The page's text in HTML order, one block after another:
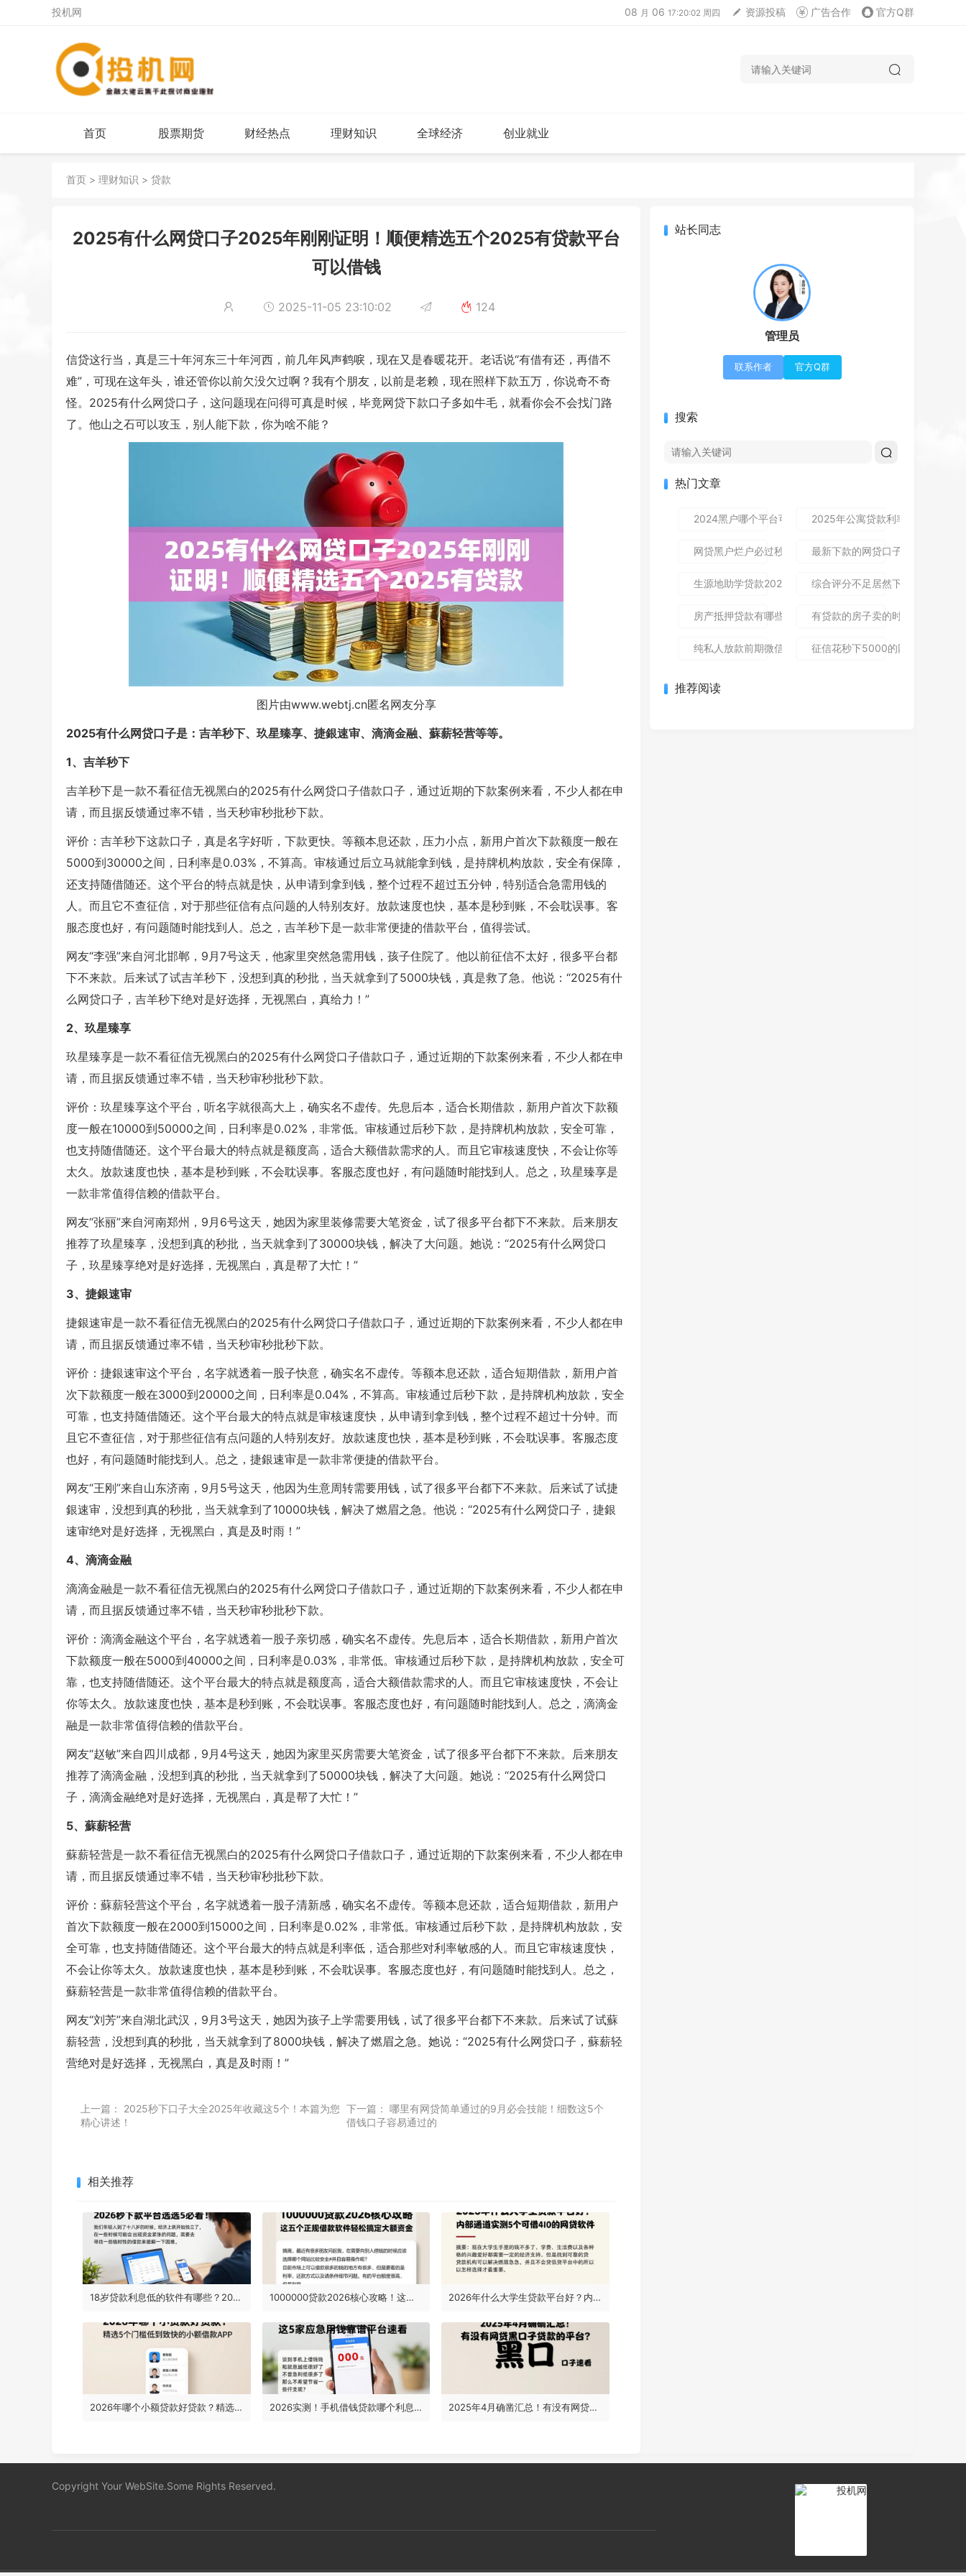
投机网 08 月 06 17:20:03 周四 资源投稿 广告合作 官方Q群
首页 股票期货 财经热点 理财知识 全球经济 创业就业
首页 > 理财知识 > 贷款
2025有什么网贷口子2025年刚刚证明！顺便精选五个2025有贷款平台
可以借钱
2025-11-05 23:10:02 124
信贷这行当，真是三十年河东三十年河西，前几年风声鹤唳，现在又是春暖花开。老话说“有借有还，再借不
难”，可现在这年头，谁还管你以前欠没欠过啊？我有个朋友，以前是老赖，现在照样下款五万，你说奇不奇
怪。2025有什么网贷口子，这问题现在问得可真是时候，毕竟网贷下款口子多如牛毛，就看你会不会找门路
了。他山之石可以攻玉，别人能下款，你为啥不能？
图片由www.webtj.cn匿名网友分享
2025有什么网贷口子是：吉羊秒下、玖星臻享、捷銀速审、滴滴金融、蘇薪轻营等等。
1、吉羊秒下
吉羊秒下是一款不看征信无视黑白的2025有什么网贷口子借款口子，通过近期的下款案例来看，不少人都在申
请，而且据反馈通过率不错，当天秒审秒批秒下款。
评价：吉羊秒下这款口子，真是名字好听，下款更快。等额本息还款，压力小点，新用户首次下款额度一般在
5000到30000之间，日利率是0.03%，不算高。审核通过后立马就能拿到钱，是持牌机构放款，安全有保障，
还支持随借随还。这个平台的特点就是快，从申请到拿到钱，整个过程不超过五分钟，特别适合急需用钱的
人。而且它不查征信，对于那些征信有点问题的人特别友好。放款速度也快，基本是秒到账，不会耽误事。客
服态度也好，有问题随时能找到人。总之，吉羊秒下是一款非常便捷的借款平台，值得尝试。
网友“李强”来自河北邯郸，9月7号这天，他家里突然急需用钱，孩子住院了。他以前征信不太好，很多平台都
下不来款。后来试了试吉羊秒下，没想到真的秒批，当天就拿到了5000块钱，真是救了急。他说：“2025有什
么网贷口子，吉羊秒下绝对是好选择，无视黑白，真给力！”
2、玖星臻享
玖星臻享是一款不看征信无视黑白的2025有什么网贷口子借款口子，通过近期的下款案例来看，不少人都在申
请，而且据反馈通过率不错，当天秒审秒批秒下款。
评价：玖星臻享这个平台，听名字就很高大上，确实名不虚传。先息后本，适合长期借款，新用户首次下款额
度一般在10000到50000之间，日利率是0.02%，非常低。审核通过后秒下款，是持牌机构放款，安全可靠，
也支持随借随还。这个平台最大的特点就是额度高，适合大额借款需求的人。而且它审核速度快，不会让你等
太久。放款速度也快，基本是秒到账，不会耽误事。客服态度也好，有问题随时能找到人。总之，玖星臻享是
一款非常值得信赖的借款平台。
网友“张丽”来自河南郑州，9月6号这天，她因为家里装修需要大笔资金，试了很多平台都下不来款。后来朋友
推荐了玖星臻享，没想到真的秒批，当天就拿到了30000块钱，解决了大问题。她说：“2025有什么网贷口
子，玖星臻享绝对是好选择，无视黑白，真是帮了大忙！”
3、捷銀速审
捷銀速审是一款不看征信无视黑白的2025有什么网贷口子借款口子，通过近期的下款案例来看，不少人都在申
请，而且据反馈通过率不错，当天秒审秒批秒下款。
评价：捷銀速审这个平台，名字就透着一股子快意，确实名不虚传。等额本息还款，适合短期借款，新用户首
次下款额度一般在3000到20000之间，日利率是0.04%，不算高。审核通过后秒下款，是持牌机构放款，安全
可靠，也支持随借随还。这个平台最大的特点就是审核速度快，从申请到拿到钱，整个过程不超过十分钟。而
且它不查征信，对于那些征信有点问题的人特别友好。放款速度也快，基本是秒到账，不会耽误事。客服态度
也好，有问题随时能找到人。总之，捷銀速审是一款非常便捷的借款平台。
网友“王刚”来自山东济南，9月5号这天，他因为生意周转需要用钱，试了很多平台都下不来款。后来试了试捷
銀速审，没想到真的秒批，当天就拿到了10000块钱，解决了燃眉之急。他说：“2025有什么网贷口子，捷銀
速审绝对是好选择，无视黑白，真是及时雨！”
4、滴滴金融
滴滴金融是一款不看征信无视黑白的2025有什么网贷口子借款口子，通过近期的下款案例来看，不少人都在申
请，而且据反馈通过率不错，当天秒审秒批秒下款。
评价：滴滴金融这个平台，名字就透着一股子亲切感，确实名不虚传。先息后本，适合长期借款，新用户首次
下款额度一般在5000到40000之间，日利率是0.03%，非常低。审核通过后秒下款，是持牌机构放款，安全可
靠，也支持随借随还。这个平台最大的特点就是额度高，适合大额借款需求的人。而且它审核速度快，不会让
你等太久。放款速度也快，基本是秒到账，不会耽误事。客服态度也好，有问题随时能找到人。总之，滴滴金
融是一款非常值得信赖的借款平台。
网友“赵敏”来自四川成都，9月4号这天，她因为家里买房需要大笔资金，试了很多平台都下不来款。后来朋友
推荐了滴滴金融，没想到真的秒批，当天就拿到了50000块钱，解决了大问题。她说：“2025有什么网贷口
子，滴滴金融绝对是好选择，无视黑白，真是帮了大忙！”
5、蘇薪轻营
蘇薪轻营是一款不看征信无视黑白的2025有什么网贷口子借款口子，通过近期的下款案例来看，不少人都在申
请，而且据反馈通过率不错，当天秒审秒批秒下款。
评价：蘇薪轻营这个平台，名字就透着一股子清新感，确实名不虚传。等额本息还款，适合短期借款，新用户
首次下款额度一般在2000到15000之间，日利率是0.02%，非常低。审核通过后秒下款，是持牌机构放款，安
全可靠，也支持随借随还。这个平台最大的特点就是利率低，适合那些对利率敏感的人。而且它审核速度快，
不会让你等太久。放款速度也快，基本是秒到账，不会耽误事。客服态度也好，有问题随时能找到人。总之，
蘇薪轻营是一款非常值得信赖的借款平台。
网友“刘芳”来自湖北武汉，9月3号这天，她因为孩子上学需要用钱，试了很多平台都下不来款。后来试了试蘇
薪轻营，没想到真的秒批，当天就拿到了8000块钱，解决了燃眉之急。她说：“2025有什么网贷口子，蘇薪轻
营绝对是好选择，无视黑白，真是及时雨！”
上一篇：
2025秒下口子大全2025年收藏这5个！本篇为您
精心讲述！
下一篇： 哪里有网贷简单通过的9月必会技能！细数这5个
借钱口子容易通过的
相关推荐
18岁贷款利息低的软件有哪些？2026秒下款平台精选，这5个必看！ 1000000贷款2026核心攻略！这五个正规借款软件轻松搞定大额资金 2026年什么大学生贷款平台好？内部通道实测5个可借4000的网贷软件
2026年哪个小额贷款好贷款？精选5个门槛低到账快的小额借款APP 2026实测！手机借钱贷款哪个利息更低一些？这5家应急用钱靠谱平台速看 2025年4月确凿汇总！有没有网贷黑口子贷款的平台？这几个最容易通过的口子速看
站长同志
管理员
联系作者 官方Q群
搜索
热门文章
2024黑户哪个平台可以借到钱,隆重介绍5个免审秒批的分享
2025年公寓贷款利率是多少？别
网贷黑户烂户必过秒下款9月高通过率指南！顺便整理这5个
最新下款的网贷口子论坛,全网收
生源地助学贷款2025年发放时间及到账流程详解
综合评分不足居然下款了,简单汇
房产抵押贷款有哪些风险？一文讲清所有风险点，新手办理
有贷款的房子卖的时候贷款怎么
纯私人放款前期微信私人贷,为您介绍5款包下款的黑户口子
征信花秒下5000的网贷哪个还能
推荐阅读
Copyright Your WebSite.Some Rights Reserved.